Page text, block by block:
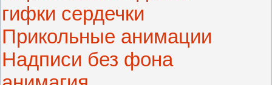
гифки сердечки
Прикольные анимации
Надписи без фона